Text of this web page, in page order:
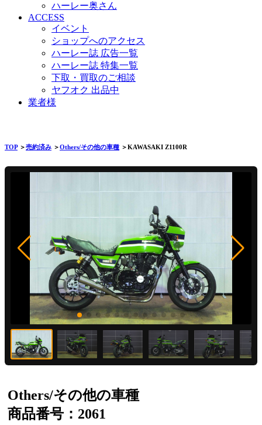
ハーレー奥さん
ACCESS
イベント
ショップへのアクセス
ハーレー誌 広告一覧
ハーレー誌 特集一覧
下取・買取のご相談
ヤフオク 出品中
業者様
TOP＞売約済み ＞Others/その他の車種 ＞KAWASAKI Z1100R
Others/その他の車種
商品番号：2061